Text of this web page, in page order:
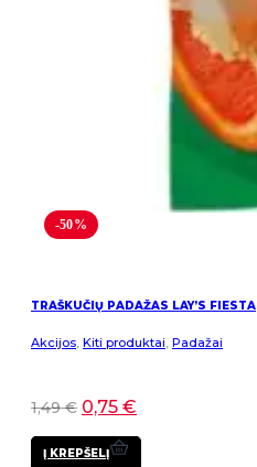
-50%
TRAŠKUČIŲ PADAŽAS LAY’S FIESTA
Akcijos, Kiti produktai, Padažai
1,49€ 0,75 €
Į KREPŠELĮ